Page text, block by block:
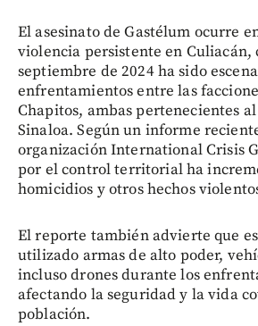
El asesinato de Gastélum ocurre
violencia persistente en Culiacán,
septiembre de 2024 ha sido
enfrentamientos entre las
Chapitos, ambas pertenecientes
Sinaloa. Según un informe
organización International Crisis
por el control territorial ha
homicidios y otros hechos
El reporte también advierte que
utilizado armas de alto poder,
incluso drones durante los
afectando la seguridad y la vida
población.